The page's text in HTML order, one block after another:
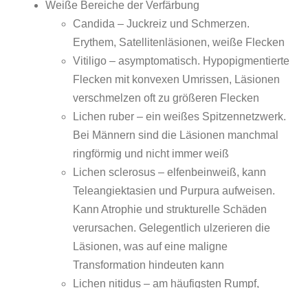
Weiße Bereiche der Verfärbung
Candida – Juckreiz und Schmerzen.
Erythem, Satellitenläsionen, weiße Flecken
Vitiligo – asymptomatisch. Hypopigmentierte
Flecken mit konvexen Umrissen, Läsionen
verschmelzen oft zu größeren Flecken
Lichen ruber – ein weißes Spitzennetzwerk.
Bei Männern sind die Läsionen manchmal
ringförmig und nicht immer weiß
Lichen sclerosus – elfenbeinweiß, kann
Teleangiektasien und Purpura aufweisen.
Kann Atrophie und strukturelle Schäden
verursachen. Gelegentlich ulzerieren die
Läsionen, was auf eine maligne
Transformation hindeuten kann
Lichen nitidus – am häufigsten Rumpf,